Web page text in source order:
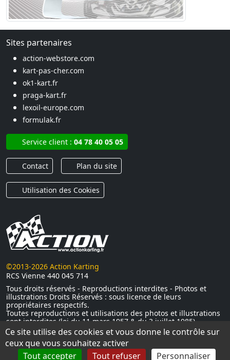
Ce site utilise des cookies et vous donne le contrôle sur
ceux que vous souhaitez activer
Tout accepter
Tout refuser Personnaliser
Sites partenaires
action-webstore.com
kart-pas-cher.com
ok1-kart.fr
praga-kart.fr
lexoil-europe.com
formulak.fr
Service client : 04 78 40 05 05
Contact Plan du site
Utilisation des Cookies
©2013-2026 Action Karting
RCS Vienne 440 045 714
Tous droits réservés - Reproductions interdites - Photos et
illustrations Droits Réservés : sous licence de leurs
propriétaires respectifs.
Toutes reproductions et utilisations des photos et illustrations
sont interdites (loi du 11 mars 1957 & du 3 juillet 1985)